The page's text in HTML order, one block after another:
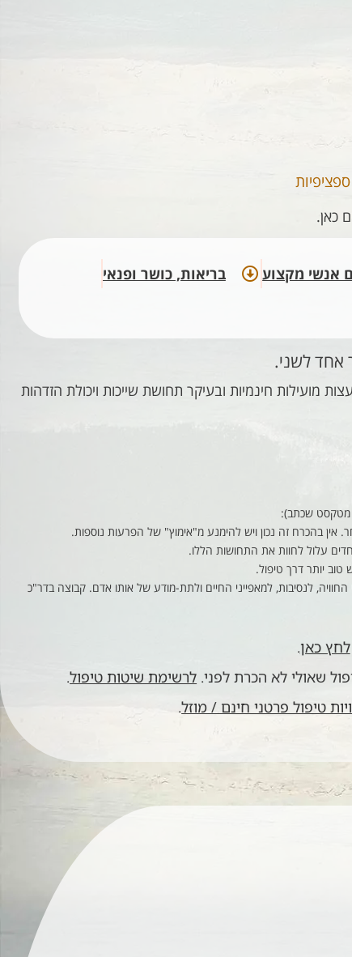
כאן.
אנשי מקצוע​
בריאות, כושר ופנאי​​
אחד לשני.
חינמיות ובעיקר תחושת שייכות ויכולת הזדהות
מטקסט שכתב):
בהכרח זה נכון ויש להימנע מ"אימוץ" של הפרעות נוספות.
עלול לחוות את התחושות הללו.
יותר דרך טיפול.
לנסיבות, למאפייני החיים ולתת-מודע של אותו אדם. קבוצה בדר"כ
לחץ כאן​.
שאולי לא הכרת לפני. לרשימת שיטות טיפול​.
טיפול פרטני חינם / מוזל.